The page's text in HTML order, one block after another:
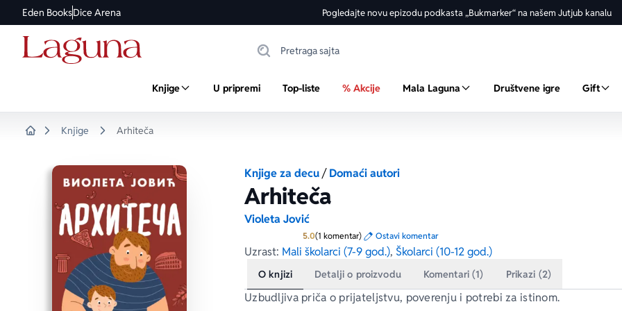
Eden BooksDice Arena Pogledajte novu epizodu podkasta „Bukmarker“ na našem Jutjub kanalu
Knjige U pripremi Top-liste % Akcije Mala Laguna Društvene igre Gift
Knjige Arhiteča
Knjige za decu/Domaći autori
Arhiteča
Violeta Jović
5.0Prosecna ocena je 5.0 od 5
(1 komentar) Ostavi komentar
Uzrast: Mali školarci (7-9 god.), Školarci (10-12 god.)
O knjizi Detalji o proizvodu Komentari (1) Prikazi (2)
Uzbudljiva priča o prijateljstvu, poverenju i potrebi za istinom.